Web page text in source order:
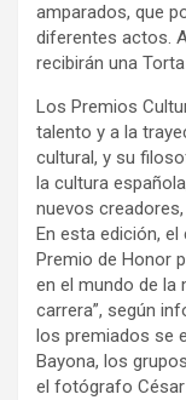
amparados, que
diferentes actos.
recibirán una
Los Premios
talento y a la
cultural, y su
la cultura
nuevos
En esta edición,
Premio de Honor
en el mundo de la
carrera”, según
los premiados se
Bayona, los
el fotógrafo César